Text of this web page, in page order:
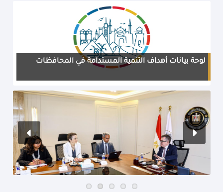
لوحة بيانات أهداف التنمية المستدامة في المحافظات